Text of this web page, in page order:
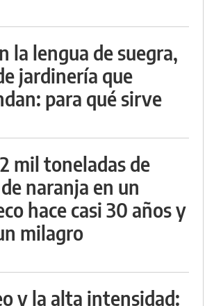
la lengua de suegra,
jardinería que
para qué sirve
mil toneladas de
naranja en un
hace casi 30 años y
milagro
y la alta intensidad: